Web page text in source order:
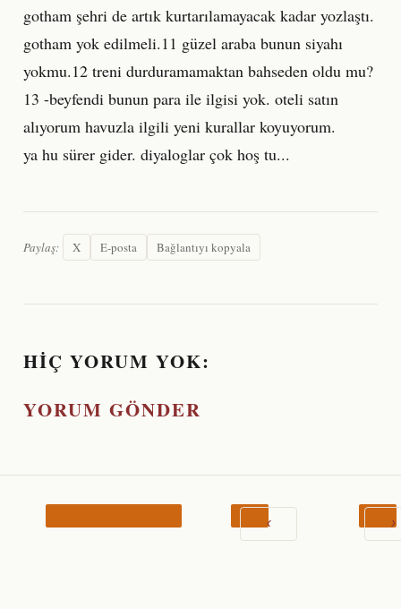
gotham şehri de artık kurtarılamayacak kadar yozlaştı.
gotham yok edilmeli.11 güzel araba bunun siyahı
yokmu.12 treni durduramamaktan bahseden oldu mu?
13 -beyfendi bunun para ile ilgisi yok. oteli satın
alıyorum havuzla ilgili yeni kurallar koyuyorum.
ya hu sürer gider. diyaloglar çok hoş tu...
Paylaş: X E-posta Bağlantıyı kopyala
HIÇ YORUM YOK:
YORUM GÖNDER
‹ ›